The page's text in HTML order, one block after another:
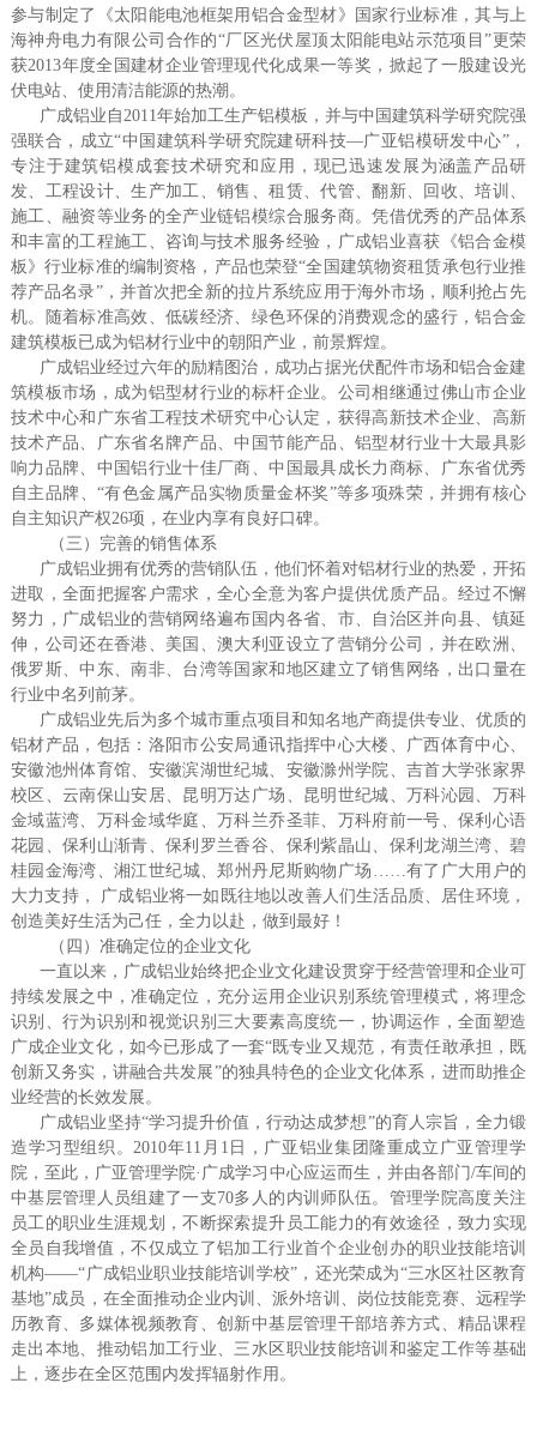
参与制定了《太阳能电池框架用铝合金型材》国家行业标准，其与上
海神舟电力有限公司合作的“厂区光伏屋顶太阳能电站示范项目”更荣
获2013年度全国建材企业管理现代化成果一等奖，掀起了一股建设光
伏电站、使用清洁能源的热潮。
广成铝业自2011年始加工生产铝模板，并与中国建筑科学研究院强
强联合，成立“中国建筑科学研究院建研科技—广亚铝模研发中心”，
专注于建筑铝模成套技术研究和应用，现已迅速发展为涵盖产品研
发、工程设计、生产加工、销售、租赁、代管、翻新、回收、培训、
施工、融资等业务的全产业链铝模综合服务商。凭借优秀的产品体系
和丰富的工程施工、咨询与技术服务经验，广成铝业喜获《铝合金模
板》行业标准的编制资格，产品也荣登“全国建筑物资租赁承包行业推
荐产品名录”，并首次把全新的拉片系统应用于海外市场，顺利抢占先
机。随着标准高效、低碳经济、绿色环保的消费观念的盛行，铝合金
建筑模板已成为铝材行业中的朝阳产业，前景辉煌。
广成铝业经过六年的励精图治，成功占据光伏配件市场和铝合金建
筑模板市场，成为铝型材行业的标杆企业。公司相继通过佛山市企业
技术中心和广东省工程技术研究中心认定，获得高新技术企业、高新
技术产品、广东省名牌产品、中国节能产品、铝型材行业十大最具影
响力品牌、中国铝行业十佳厂商、中国最具成长力商标、广东省优秀
自主品牌、“有色金属产品实物质量金杯奖”等多项殊荣，并拥有核心
自主知识产权26项，在业内享有良好口碑。
（三）完善的销售体系
广成铝业拥有优秀的营销队伍，他们怀着对铝材行业的热爱，开拓
进取，全面把握客户需求，全心全意为客户提供优质产品。经过不懈
努力，广成铝业的营销网络遍布国内各省、市、自治区并向县、镇延
伸，公司还在香港、美国、澳大利亚设立了营销分公司，并在欧洲、
俄罗斯、中东、南非、台湾等国家和地区建立了销售网络，出口量在
行业中名列前茅。
广成铝业先后为多个城市重点项目和知名地产商提供专业、优质的
铝材产品，包括：洛阳市公安局通讯指挥中心大楼、广西体育中心、
安徽池州体育馆、安徽滨湖世纪城、安徽滁州学院、吉首大学张家界
校区、云南保山安居、昆明万达广场、昆明世纪城、万科沁园、万科
金域蓝湾、万科金域华庭、万科兰乔圣菲、万科府前一号、保利心语
花园、保利山渐青、保利罗兰香谷、保利紫晶山、保利龙湖兰湾、碧
桂园金海湾、湘江世纪城、郑州丹尼斯购物广场……有了广大用户的
大力支持， 广成铝业将一如既往地以改善人们生活品质、居住环境，
创造美好生活为己任，全力以赴，做到最好！
（四）准确定位的企业文化
一直以来，广成铝业始终把企业文化建设贯穿于经营管理和企业可
持续发展之中，准确定位，充分运用企业识别系统管理模式，将理念
识别、行为识别和视觉识别三大要素高度统一，协调运作，全面塑造
广成企业文化，如今已形成了一套“既专业又规范，有责任敢承担，既
创新又务实，讲融合共发展”的独具特色的企业文化体系，进而助推企
业经营的长效发展。
广成铝业坚持“学习提升价值，行动达成梦想”的育人宗旨，全力锻
造学习型组织。2010年11月1日，广亚铝业集团隆重成立广亚管理学
院，至此，广亚管理学院·广成学习中心应运而生，并由各部门/车间的
中基层管理人员组建了一支70多人的内训师队伍。管理学院高度关注
员工的职业生涯规划，不断探索提升员工能力的有效途径，致力实现
全员自我增值，不仅成立了铝加工行业首个企业创办的职业技能培训
机构——“广成铝业职业技能培训学校”，还光荣成为“三水区社区教育
基地”成员，在全面推动企业内训、派外培训、岗位技能竞赛、远程学
历教育、多媒体视频教育、创新中基层管理干部培养方式、精品课程
走出本地、推动铝加工行业、三水区职业技能培训和鉴定工作等基础
上，逐步在全区范围内发挥辐射作用。